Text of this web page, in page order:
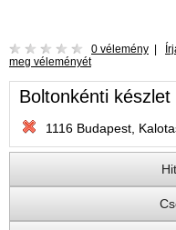
0 vélemény
meg véleményét
Boltonkénti készlet
1116 Budapest,